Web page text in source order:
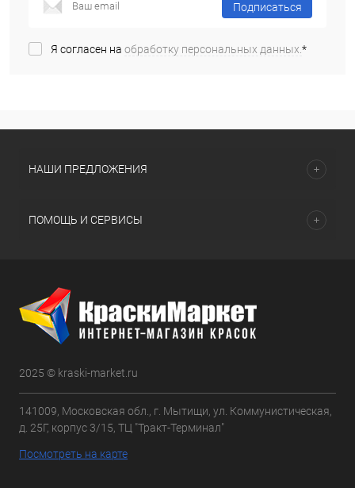
Подписаться
Я согласен на обработку персональных данных.*
НАШИ ПРЕДЛОЖЕНИЯ
ПОМОЩЬ И СЕРВИСЫ
2025 © kraski-market.ru
141009, Московская обл., г. Мытищи, ул. Коммунистическая,
д. 25Г, корпус 3/15, ТЦ "Тракт-Терминал"
Посмотреть на карте